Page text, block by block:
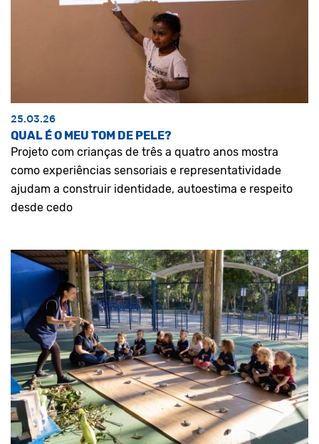
25.03.26
QUAL É O MEU TOM DE PELE?
Projeto com crianças de três a quatro anos mostra
como experiências sensoriais e representatividade
ajudam a construir identidade, autoestima e respeito
desde cedo